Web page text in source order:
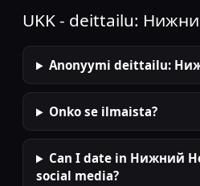
UKK - deittailu:
Anonyymi deittailu:
Onko se ilmaista?
Can I date in Нижний
social media?